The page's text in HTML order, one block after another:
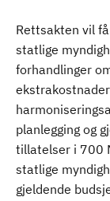
Rettsakten vil
statlige
forhandlinger
planlegging og
tillatelser i 700
statlige
gjeldende